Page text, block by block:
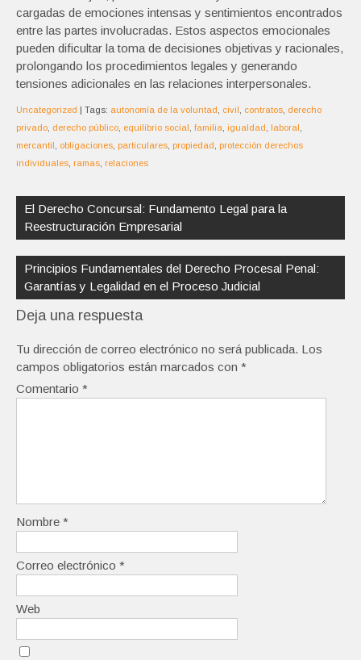
cargadas de emociones intensas y sentimientos encontrados
entre las partes involucradas. Estos aspectos emocionales
pueden dificultar la toma de decisiones objetivas y racionales,
prolongando los procedimientos legales y generando
tensiones adicionales en las relaciones interpersonales.
Uncategorized | Tags: autonomía de la voluntad civil contratos derecho
privado derecho público equilibrio social familia igualdad laboral
mercantil
obligaciones particulares propiedad
protección derechos
individuales ramas relaciones
de
entradas
El Derecho Concursal: Fundamento Legal para la
Reestructuración Empresarial
Principios Fundamentales del Derecho Procesal Penal:
Garantías y Legalidad en el Proceso Judicial
Deja una respuesta
Tu dirección de correo electrónico no será publicada. Los
campos obligatorios están marcados con *
Comentario *
Nombre *
Correo electrónico *
Web